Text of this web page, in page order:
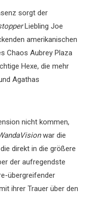
sorgt der
Liebling Joe
amerikanischen
Chaos Aubrey Plaza
Hexe, die mehr
Agathas
nicht kommen,
war die
direkt in die größere
der aufregendste
übergreifender
ihrer Trauer über den